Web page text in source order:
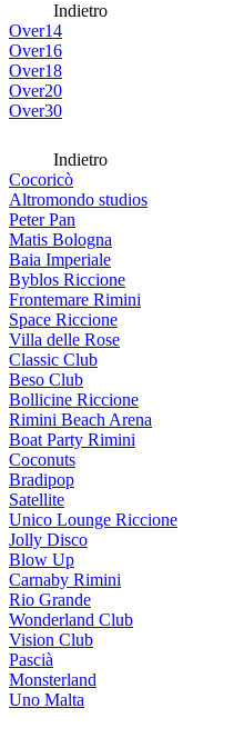
Indietro
Over14
Over16
Over18
Over20
Over30
Indietro
Cocoricò
Altromondo studios
Peter Pan
Matis Bologna
Baia Imperiale
Byblos Riccione
Frontemare Rimini
Space Riccione
Villa delle Rose
Classic Club
Beso Club
Bollicine Riccione
Rimini Beach Arena
Boat Party Rimini
Coconuts
Bradipop
Satellite
Unico Lounge Riccione
Jolly Disco
Blow Up
Carnaby Rimini
Rio Grande
Wonderland Club
Vision Club
Pascià
Monsterland
Uno Malta